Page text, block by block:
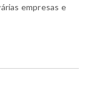
empresas e